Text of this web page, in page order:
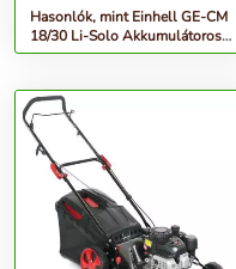
Hasonlók, mint Einhell GE-CM
18/30 Li-Solo Akkumulátoros
Fűnyíró (Akku és töltő...